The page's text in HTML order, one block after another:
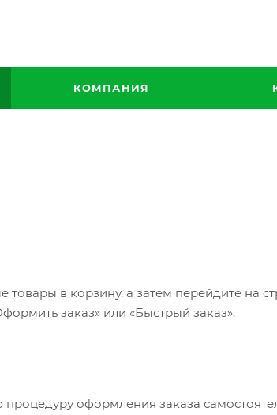
КОМПАНИЯ
в корзину, а затем перейдите на
заказ» или «Быстрый заказ».
оформления заказа